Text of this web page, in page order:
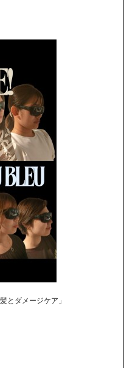
とダメージケア」